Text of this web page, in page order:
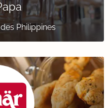
Philippines